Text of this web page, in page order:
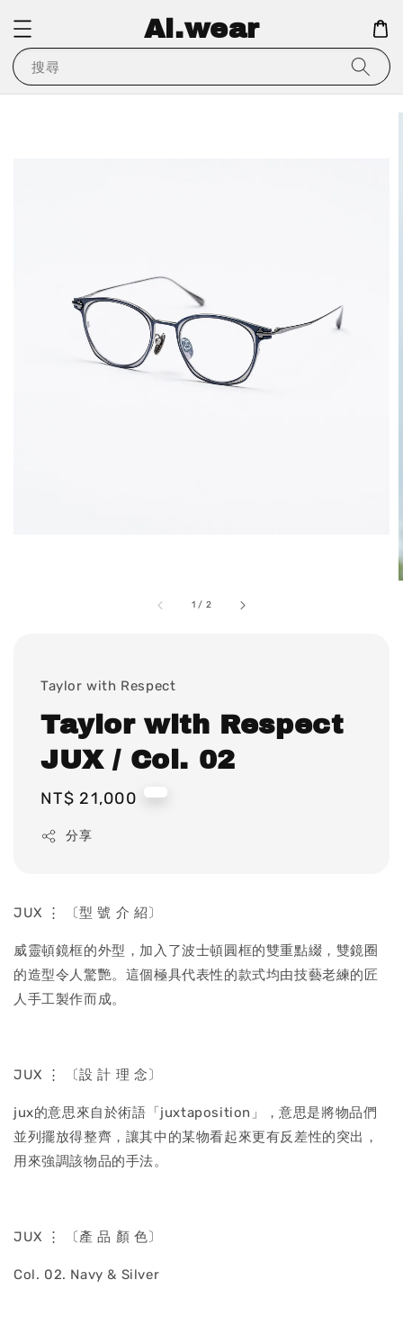
Ai.wear
搜尋
1 / 2
Taylor with Respect
Taylor with Respect
JUX / Col. 02
Regular
NT$ 21,000
分享
JUX ⋮ 〔型 號 介 紹〕
威靈頓鏡框的外型，加入了波士頓圓框的雙重點綴，雙鏡圈
的造型令人驚艷。這個極具代表性的款式均由技藝老練的匠
人手工製作而成。
JUX ⋮ 〔設 計 理 念〕
jux的意思來自於術語「juxtaposition」，意思是將物品們
並列擺放得整齊，讓其中的某物看起來更有反差性的突出，
用來強調該物品的手法。
JUX ⋮ 〔產 品 顏 色〕
Col. 02. Navy & Silver